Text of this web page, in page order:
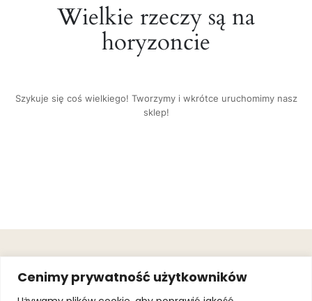
Cenimy prywatność użytkowników
Wielkie rzeczy są na
horyzoncie
Szykuje się coś wielkiego! Tworzymy i wkrótce uruchomimy nasz
sklep!
JOIN OUR
MAILING
OBSŁUGA
KLIENTA
Gwarancja
.
.